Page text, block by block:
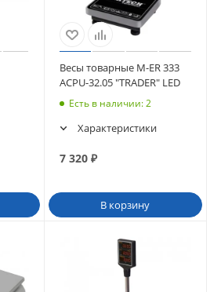
Весы товарные M-ER 333
ACPU-32.05 "TRADER" LED
Есть в наличии: 2
Характеристики
7 320₽
В корзину